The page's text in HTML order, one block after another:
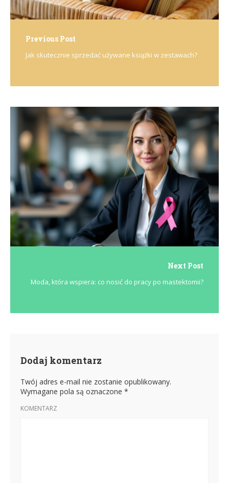
Previous Post
Jak skutecznie sprzedać używane książki w zestawach?
Next Post
Moda, która wspiera: co nosić do pracy po mastektomii?
Dodaj komentarz
Twój adres e-mail nie zostanie opublikowany.
Wymagane pola są oznaczone *
KOMENTARZ